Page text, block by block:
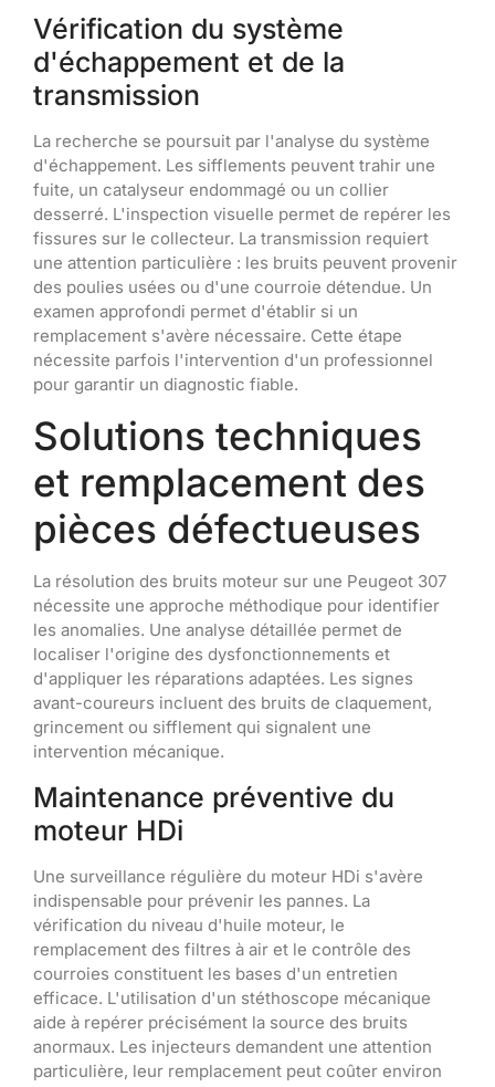
Vérification du système
d'échappement et de la
transmission
La recherche se poursuit par l'analyse du système
d'échappement. Les sifflements peuvent trahir une
fuite, un catalyseur endommagé ou un collier
desserré. L'inspection visuelle permet de repérer les
fissures sur le collecteur. La transmission requiert
une attention particulière : les bruits peuvent provenir
des poulies usées ou d'une courroie détendue. Un
examen approfondi permet d'établir si un
remplacement s'avère nécessaire. Cette étape
nécessite parfois l'intervention d'un professionnel
pour garantir un diagnostic fiable.
Solutions techniques
et remplacement des
pièces défectueuses
La résolution des bruits moteur sur une Peugeot 307
nécessite une approche méthodique pour identifier
les anomalies. Une analyse détaillée permet de
localiser l'origine des dysfonctionnements et
d'appliquer les réparations adaptées. Les signes
avant-coureurs incluent des bruits de claquement,
grincement ou sifflement qui signalent une
intervention mécanique.
Maintenance préventive du
moteur HDi
Une surveillance régulière du moteur HDi s'avère
indispensable pour prévenir les pannes. La
vérification du niveau d'huile moteur, le
remplacement des filtres à air et le contrôle des
courroies constituent les bases d'un entretien
efficace. L'utilisation d'un stéthoscope mécanique
aide à repérer précisément la source des bruits
anormaux. Les injecteurs demandent une attention
particulière, leur remplacement peut coûter environ